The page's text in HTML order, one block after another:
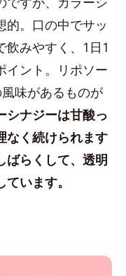
的。口の中でサッ
飲みやすく、1日1
イント。リポソー
味があるものが
シナジーは甘酸っ
なく続けられます
ばらくして、透明
います。